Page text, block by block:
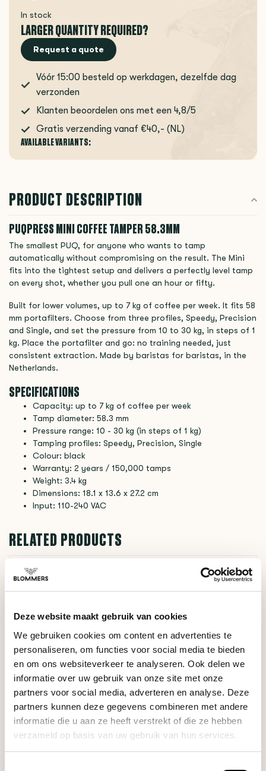
Deze website maakt gebruik van cookies
We gebruiken cookies om content en advertenties te
personaliseren, om functies voor social media te bieden
en om ons websiteverkeer te analyseren. Ook delen we
informatie over uw gebruik van onze site met onze
partners voor social media, adverteren en analyse. Deze
partners kunnen deze gegevens combineren met andere
informatie die u aan ze heeft verstrekt of die ze hebben
verzameld op basis van uw gebruik van hun services.
In stock
LARGER QUANTITY REQUIRED?
Request a quote
Vóór 15:00 besteld op werkdagen, dezelfde dag
verzonden
Klanten beoordelen ons met een 4,8/5
Gratis verzending vanaf €40,- (NL)
AVAILABLE VARIANTS:
PRODUCT DESCRIPTION
PUQPRESS MINI COFFEE TAMPER 58.3MM
The smallest PUQ, for anyone who wants to tamp
automatically without compromising on the result. The Mini
fits into the tightest setup and delivers a perfectly level tamp
on every shot, whether you pull one an hour or fifty.
Built for lower volumes, up to 7 kg of coffee per week. It fits 58
mm portafilters. Choose from three profiles, Speedy, Precision
and Single, and set the pressure from 10 to 30 kg, in steps of 1
kg. Place the portafilter and go: no training needed, just
consistent extraction. Made by baristas for baristas, in the
Netherlands.
SPECIFICATIONS
Capacity: up to 7 kg of coffee per week
Tamp diameter: 58.3 mm
Pressure range: 10 - 30 kg (in steps of 1 kg)
Tamping profiles: Speedy, Precision, Single
Colour: black
Warranty: 2 years / 150,000 tamps
Weight: 3.4 kg
Dimensions: 18.1 x 13.6 x 27.2 cm
Input: 110-240 VAC
RELATED PRODUCTS
TYPEERROR: FAILED TO FETCH
DO YOU HAVE A QUESTION ABOUT THIS PRODUCT?
Our coffee expert is happy to help you!
Ask your question
RECENTLY VIEWED